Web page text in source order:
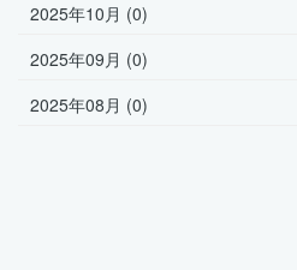
2025年10月 (0)
2025年09月 (0)
2025年08月 (0)